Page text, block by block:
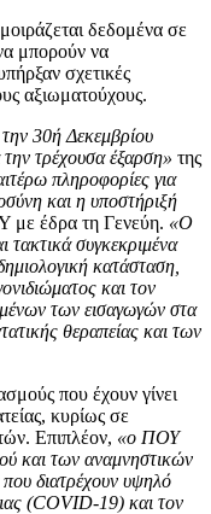
δεδομένα σε
μπορούν να
σχετικές
αξιωματούχους.
30ή Δεκεμβρίου
τρέχουσα έξαρση» της
πληροφορίες για
και η υποστήριξή
με έδρα τη Γενεύη. «Ο
συγκεκριμένα
κατάσταση,
και τον
των εισαγωγών στα
θεραπείας και των
που έχουν γίνει
κυρίως σε
Επιπλέον, «ο ΠΟΥ
και των αναμνηστικών
διατρέχουν υψηλό
(COVID-19) και τον